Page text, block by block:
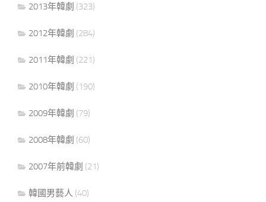
2013年韓劇 (323)
2012年韓劇 (284)
2011年韓劇 (221)
2010年韓劇 (190)
2009年韓劇 (79)
2008年韓劇 (60)
2007年前韓劇 (21)
韓國男藝人 (40)